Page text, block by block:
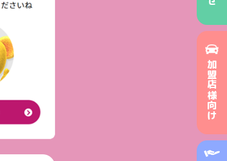
加盟店様向け